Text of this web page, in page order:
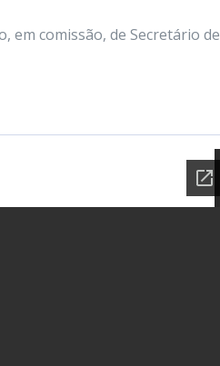
em comissão, de Secretário de